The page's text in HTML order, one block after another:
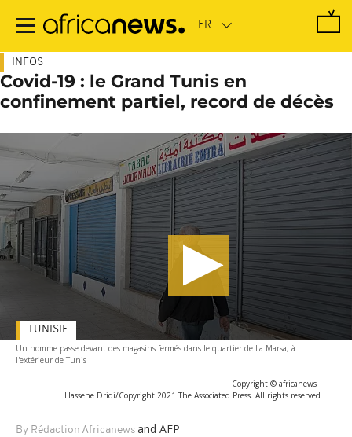
contenu
INFOS
Covid-19 : le Grand Tunis en
confinement partiel, record de décès
Un homme passe devant des magasins fermés dans le quartier de La Marsa, à
l'extérieur de Tunis
-
Copyright © africanews
Hassene Dridi/Copyright 2021 The Associated Press. All rights reserved
By Rédaction Africanews and AFP
TUNISIE